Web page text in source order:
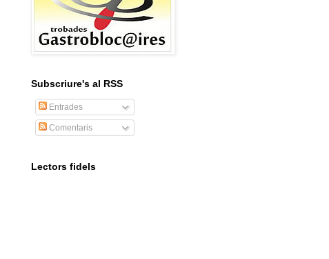
Subscriure's al RSS
Entrades
Comentaris
Lectors fidels